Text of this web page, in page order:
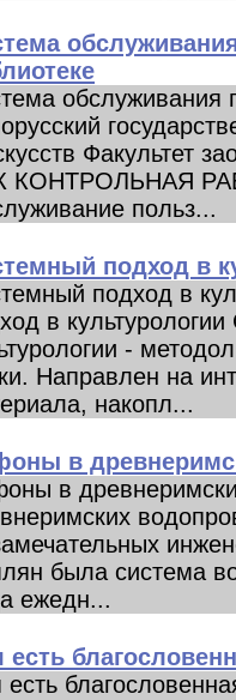
обслуживания
Факультет
КОНТРОЛЬНАЯ
польз...
подход в
подход в
в
-
Направлен на
накопл...
в
в
была система
ежедн...
есть
есть